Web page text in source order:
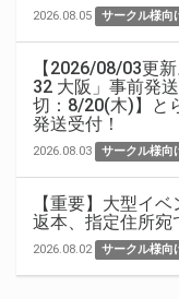
2026.08.05 サークル様向
【2026/08/03更
32 大阪」事前発
切：8/20(木)】と
発送受付！
2026.08.03 サークル様向
【重要】大型イ
返本、指定住所宛
2026.08.02 サークル様向